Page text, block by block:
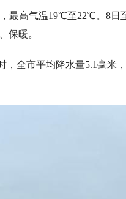
最高气温19℃至22℃。8日
保暖。
，全市平均降水量5.1毫米